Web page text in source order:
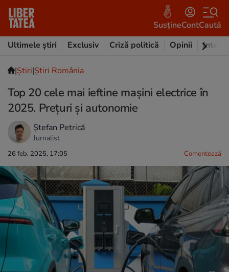
SusțineContCaută
Ultimele știri
Exclusiv Criză politică Opinii
|Ştiri|Știri România
Top 20 cele mai ieftine mașini electrice în
2025. Prețuri și autonomie
Ștefan Petrică
Jurnalist
26 feb. 2025, 17:05 Comentează